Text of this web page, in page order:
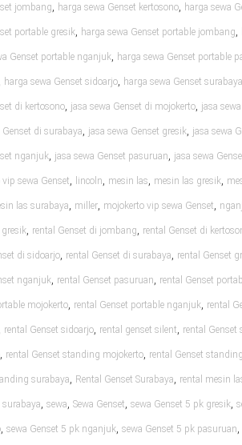
jombang, harga sewa Genset kertosono, harga sewa
portable gresik, harga sewa Genset portable jombang,
Genset portable nganjuk, harga sewa Genset portable
harga sewa Genset sidoarjo, harga sewa Genset surabaya
di kertosono, jasa sewa Genset di mojokerto, jasa
Genset di surabaya, jasa sewa Genset gresik, jasa sewa
nganjuk, jasa sewa Genset pasuruan, jasa sewa
vip sewa Genset, lincoln, mesin las, mesin las gresik,
las surabaya, miller, mojokerto vip sewa Genset,
gresik, rental Genset di jombang, rental Genset di
di sidoarjo, rental Genset di surabaya, rental Genset
nganjuk, rental Genset pasuruan, rental Genset
mojokerto, rental Genset portable nganjuk, rental
rental Genset sidoarjo, rental genset silent, rental
, rental Genset standing mojokerto, rental Genset
surabaya, Rental Genset Surabaya, rental mesin
, sewa, Sewa Genset, sewa Genset 5 pk gresik,
, sewa Genset 5 pk nganjuk, sewa Genset 5 pk pasuruan,